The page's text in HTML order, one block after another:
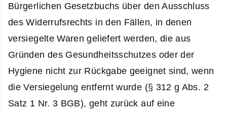
Bürgerlichen Gesetzbuchs über den Ausschluss
des Widerrufsrechts in den Fällen, in denen
versiegelte Waren geliefert werden, die aus
Gründen des Gesundheitsschutzes oder der
Hygiene nicht zur Rückgabe geeignet sind, wenn
die Versiegelung entfernt wurde (§ 312 g Abs. 2
Satz 1 Nr. 3 BGB), geht zurück auf eine